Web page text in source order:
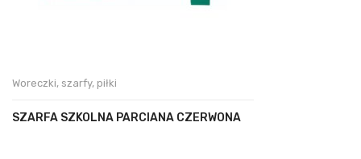
Woreczki, szarfy, piłki
SZARFA SZKOLNA PARCIANA CZERWONA